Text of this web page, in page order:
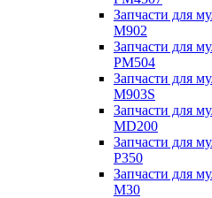
Запчасти для
M902
Запчасти для
PM504
Запчасти для
M903S
Запчасти для
MD200
Запчасти для
P350
Запчасти для
M30